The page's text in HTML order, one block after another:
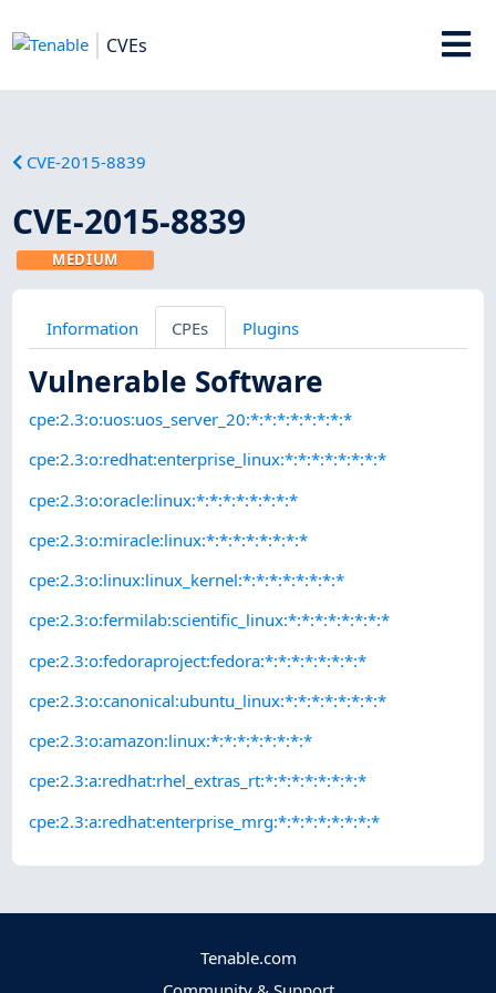
CVEs
CVE-2015-8839
CVE-2015-8839
MEDIUM
Information CPEs Plugins
Vulnerable Software
cpe:2.3:o:uos:uos_server_20:*:*:*:*:*:*:*:*
cpe:2.3:o:redhat:enterprise_linux:*:*:*:*:*:*:*:*
cpe:2.3:o:oracle:linux:*:*:*:*:*:*:*:*
cpe:2.3:o:miracle:linux:*:*:*:*:*:*:*:*
cpe:2.3:o:linux:linux_kernel:*:*:*:*:*:*:*:*
cpe:2.3:o:fermilab:scientific_linux:*:*:*:*:*:*:*:*
cpe:2.3:o:fedoraproject:fedora:*:*:*:*:*:*:*:*
cpe:2.3:o:canonical:ubuntu_linux:*:*:*:*:*:*:*:*
cpe:2.3:o:amazon:linux:*:*:*:*:*:*:*:*
cpe:2.3:a:redhat:rhel_extras_rt:*:*:*:*:*:*:*:*
cpe:2.3:a:redhat:enterprise_mrg:*:*:*:*:*:*:*:*
Tenable.com